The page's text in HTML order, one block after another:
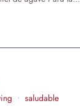
• saludable